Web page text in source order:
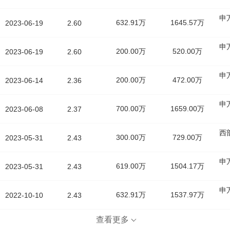
2023-06-19
2023-06-19
2023-06-14
2023-06-08
2023-05-31
2023-05-31
2022-10-10
2.60 632.91万 1645.57万
申
2.60 200.00万 520.00万
申
2.36 200.00万 472.00万
申
2.37 700.00万 1659.00万
申
2.43 300.00万 729.00万
西
2.43 619.00万 1504.17万
申
2.43 632.91万 1537.97万
申
查看更多